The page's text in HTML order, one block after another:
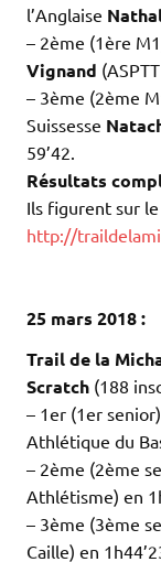
l’Anglaise
– 2ème (1ère
Vignand
– 3ème (2ème
Suissesse
59’42.
Résultats
Ils figurent sur
http://
25 mars 2018 :
Trail de la
Scratch (188
– 1er (1er
Athlétique du
– 2ème (2ème
Athlétisme) en
– 3ème (3ème
Caille) en